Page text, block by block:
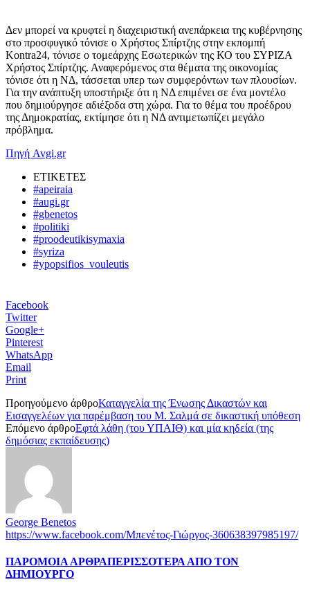
Δεν μπορεί να κρυφτεί η διαχειριστική ανεπάρκεια της κυβέρνησης
στο προσφυγικό τόνισε ο Χρήστος Σπίρτζης στην εκπομπή
Kontra24, τόνισε ο τομεάρχης Εσωτερικών της ΚΟ του ΣΥΡΙΖΑ
Χρήστος Σπίρτζης. Αναφερόμενος στα θέματα της οικονομίας
τόνισε ότι η ΝΔ, τάσσεται υπερ των συμφερόντων των πλουσίων.
Για την ανάπτυξη υποστήριξε ότι η ΝΔ επιμένει σε ένα μοντέλο
που δημιούργησε αδιέξοδα στη χώρα. Για το θέμα του προέδρου
της Δημοκρατίας, εκτίμησε ότι η ΝΔ αντιμετωπίζει μεγάλο
πρόβλημα.
Πηγή Avgi.gr
ΕΤΙΚΕΤΕΣ
#apeiraia
#augi.gr
#gbenetos
#politiki
#proodeutikisymaxia
#syriza
#ypopsifios_vouleutis
Facebook
Twitter
Google+
Pinterest
WhatsApp
Email
Print
Προηγούμενο άρθροΚαταγγελία της Ένωσης Δικαστών και
Εισαγγελέων για παρέμβαση του Μ. Σαλμά σε δικαστική υπόθεση
Επόμενο άρθροΕφτά λάθη (του ΥΠΑΙΘ) και μία κηδεία (της
δημόσιας εκπαίδευσης)
George Benetos
https://www.facebook.com/Μπενέτος-Γιώργος-360638397985197/
ΠΑΡΟΜΟΙΑ ΑΡΘΡΑΠΕΡΙΣΣΟΤΕΡΑ ΑΠΟ ΤΟΝ
ΔΗΜΙΟΥΡΓΟ